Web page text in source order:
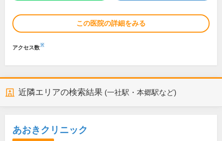
この医院の詳細をみる
アクセス数※
近隣エリアの検索結果 (一社駅・本郷駅など)
あおきクリニック